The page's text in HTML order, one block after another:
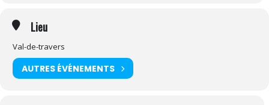
Lieu
Val-de-travers
AUTRES ÉVÉNEMENTS